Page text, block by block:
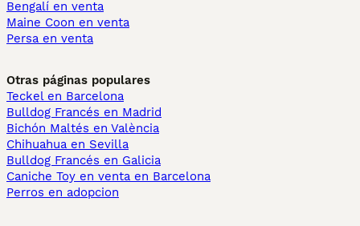
Bengalí en venta
Maine Coon en venta
Persa en venta
Otras páginas populares
Teckel en Barcelona
Bulldog Francés en Madrid
Bichón Maltés en València
Chihuahua en Sevilla
Bulldog Francés en Galicia
Caniche Toy en venta en Barcelona
Perros en adopcion